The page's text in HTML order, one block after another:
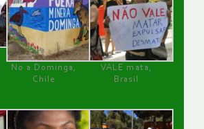
No a Dominga,
Chile
VALE mata,
Brasil